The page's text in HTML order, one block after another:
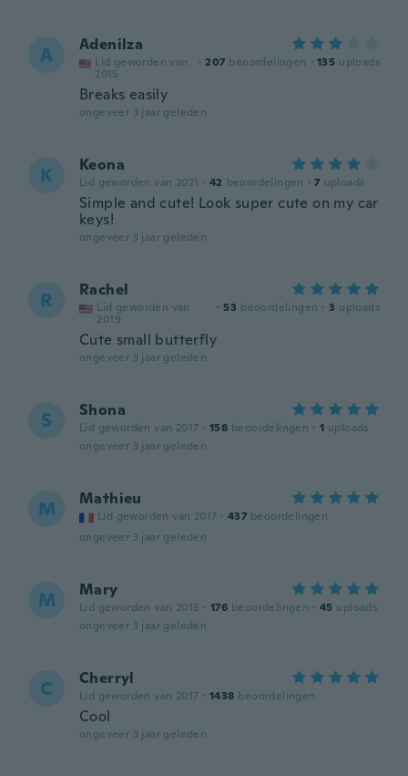
A Adenilza
Lid geworden van
2015
· 207 beoordelingen · 135 uploads
Breaks easily
ongeveer 3 jaar geleden
K Keona
Lid geworden van 2021 · 42 beoordelingen · 7 uploads
Simple and cute! Look super cute on my car
keys!
ongeveer 3 jaar geleden
R Rachel
Lid geworden van
2019
· 53 beoordelingen · 3 uploads
Cute small butterfly
ongeveer 3 jaar geleden
S Shona
Lid geworden van 2017 · 158 beoordelingen · 1 uploads
ongeveer 3 jaar geleden
M Mathieu
Lid geworden van 2017 · 437 beoordelingen
ongeveer 3 jaar geleden
M Mary
Lid geworden van 2015 · 176 beoordelingen · 45 uploads
ongeveer 3 jaar geleden
C Cherryl
Lid geworden van 2017 · 1438 beoordelingen
Cool
ongeveer 3 jaar geleden